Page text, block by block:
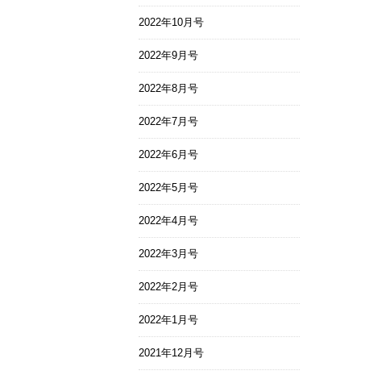
2022年10月号
2022年9月号
2022年8月号
2022年7月号
2022年6月号
2022年5月号
2022年4月号
2022年3月号
2022年2月号
2022年1月号
2021年12月号